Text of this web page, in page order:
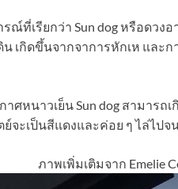
ณ์ที่เรียกว่า Sun dog หรือดวง
เกิดขึ้นจากจาการหักเห และ
ศหนาวเย็น Sun dog สามาร
จะเป็นสีแดงและค่อย ๆ ไล่ไปจ
ภาพเพิ่มเติมจาก Emelie